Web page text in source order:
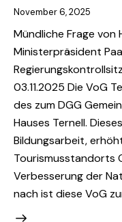
November 6, 2025
Mündliche Frage von
Ministerpräsident
03.11.2025 Die VoG
des zum DGG
Hauses Ternell.
Bildungsarbeit,
Tourismusstandorts
Verbesserung der
nach ist diese VoG